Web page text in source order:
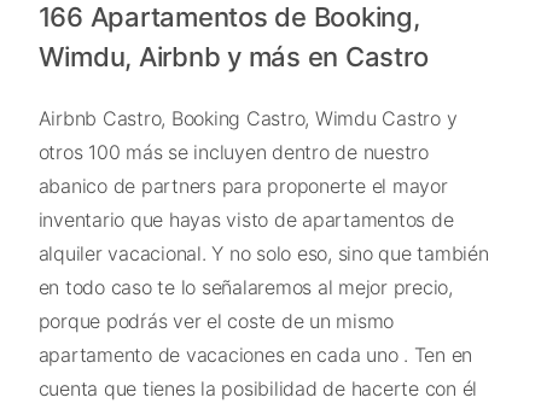
166 Apartamentos de Booking,
Wimdu, Airbnb y más en Castro
Airbnb Castro, Booking Castro, Wimdu Castro y
otros 100 más se incluyen dentro de nuestro
abanico de partners para proponerte el mayor
inventario que hayas visto de apartamentos de
alquiler vacacional. Y no solo eso, sino que también
en todo caso te lo señalaremos al mejor precio,
porque podrás ver el coste de un mismo
apartamento de vacaciones en cada uno . Ten en
cuenta que tienes la posibilidad de hacerte con él